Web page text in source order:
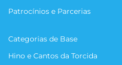
Patrocínios e Parcerias
Categorias de Base
Hino e Cantos da Torcida